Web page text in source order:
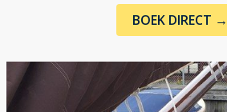
BOEK DIRECT →